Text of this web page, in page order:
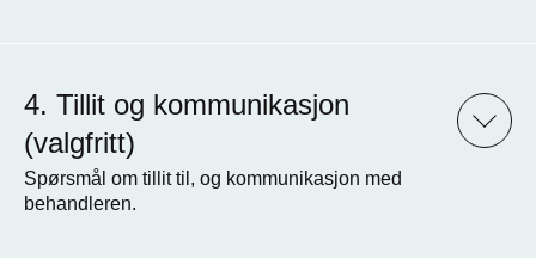
Tillit og kommunikasjon
(valgfritt)
Spørsmål om tillit til, og kommunikasjon med
behandleren.